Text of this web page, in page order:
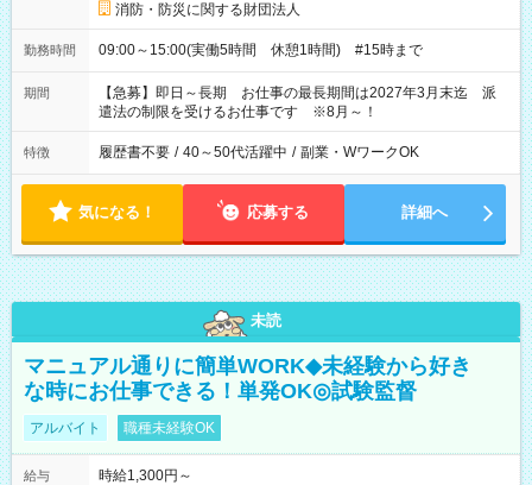
消防・防災に関する財団法人
勤務時間 09:00～15:00(実働5時間 休憩1時間) #15時まで
期間
【急募】即日～長期 お仕事の最長期間は2027年3月末迄 派
遣法の制限を受けるお仕事です ※8月～！
特徴 履歴書不要 / 40～50代活躍中 / 副業・WワークOK
気になる！ 応募する 詳細へ
未読
マニュアル通りに簡単WORK◆未経験から好き
な時にお仕事できる！単発OK◎試験監督
アルバイト 職種未経験OK
給与
時給1,300円～